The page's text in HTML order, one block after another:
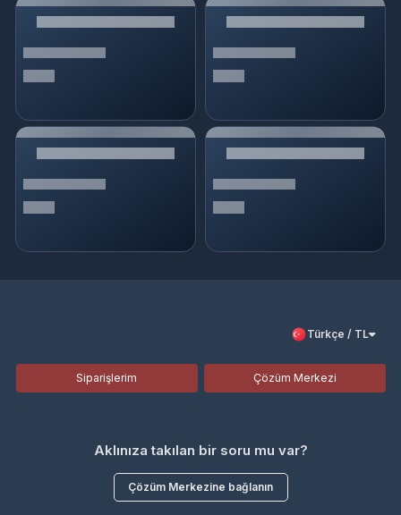
Türkçe / TL
Siparişlerim Çözüm Merkezi
Aklınıza takılan bir soru mu var?
Çözüm Merkezine bağlanın